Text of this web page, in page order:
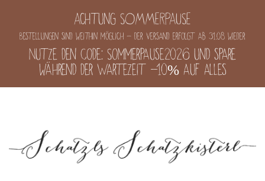
Achtung SOMMERPAUSE
Bestellungen sind weithin möglich - der Versand erfolgt ab 31.08 wieder
Nutze den Code: Sommerpause2026 und spare
während der Wartezeit -10% auf alles